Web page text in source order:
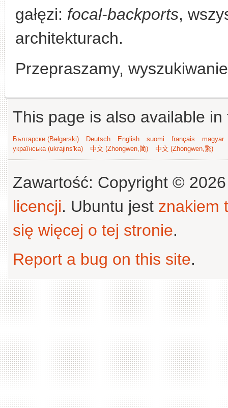
gałęzi: focal-backports,
architekturach.
Przepraszamy,
This page is also available
Български (Bəlgarski) Deutsch English suomi français
magyar
українська (ukrajins'ka)
中文 (Zhongwen,简) 中文 (Zhongwen,繁)
Zawartość: Copyright ©
licencji. Ubuntu jest znakiem
się więcej o tej stronie.
Report a bug on this site.